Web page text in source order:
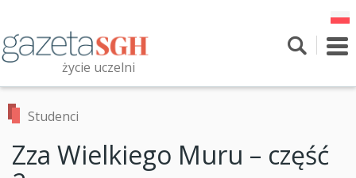
treści
życie uczelni
Przeszukaj witrynę
Studenci
Zza Wielkiego Muru – część